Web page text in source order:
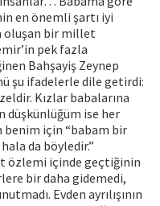
en önemli şartı iyi
oluşan bir millet
pek fazla
Bahşayiş Zeynep
şu ifadelerle dile getirdi:
Kızlar babalarına
düşkünlüğüm ise her
benim için “babam bir
da böyledir.”
özlemi içinde geçtiğinin
bir daha gidemedi,
Evden ayrılışının